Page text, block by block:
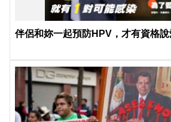
伴侶和妳一起預防HPV，才有資格說